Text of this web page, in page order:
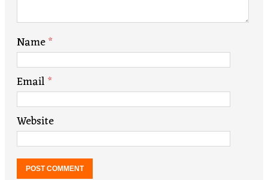
Name*
Email*
Website